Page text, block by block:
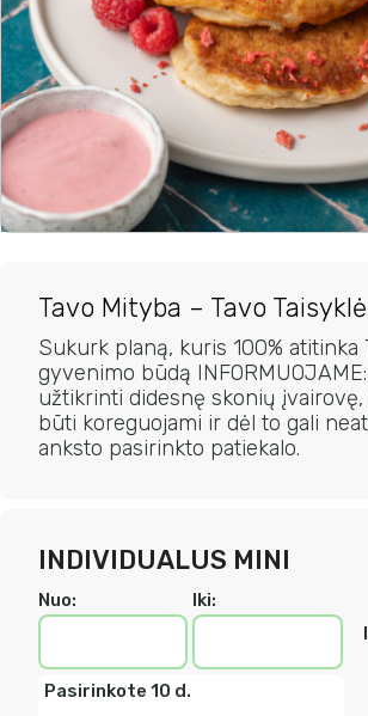
Tavo Mityba – Tavo
Sukurk planą, kuris 100% atitinka
gyvenimo būdą
užtikrinti didesnę skonių įvairovę,
būti koreguojami ir dėl to gali
anksto pasirinkto patiekalo.
INDIVIDUALUS MINI
Nuo: Iki:
Pasirinkote 10 d.